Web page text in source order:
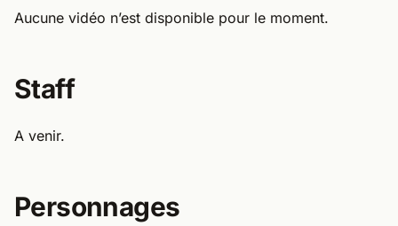
Aucune vidéo n’est disponible pour le moment.
Staff
A venir.
Personnages